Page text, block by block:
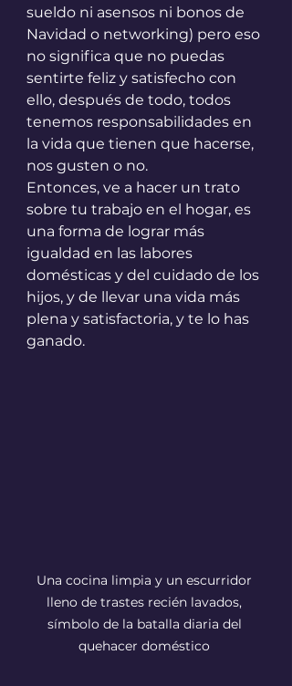
sueldo ni asensos ni bonos de
Navidad o networking) pero eso
no significa que no puedas
sentirte feliz y satisfecho con
ello, después de todo, todos
tenemos responsabilidades en
la vida que tienen que hacerse,
nos gusten o no.
Entonces, ve a hacer un trato
sobre tu trabajo en el hogar, es
una forma de lograr más
igualdad en las labores
domésticas y del cuidado de los
hijos, y de llevar una vida más
plena y satisfactoria, y te lo has
ganado.
Una cocina limpia y un escurridor
lleno de trastes recién lavados,
símbolo de la batalla diaria del
quehacer doméstico